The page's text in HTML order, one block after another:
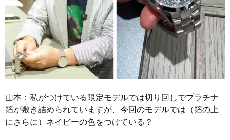
山本：私がつけている限定モデルでは切り回しでプラチナ
箔が敷き詰められていますが、今回のモデルでは（箔の上
にさらに）ネイビーの色をつけている？